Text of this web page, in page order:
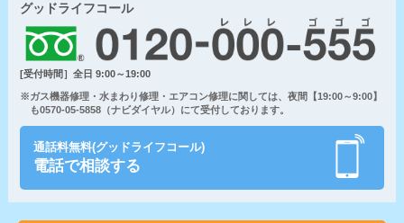
グッドライフコール
[受付時間］全日 9:00～19:00
※ガス機器修理・水まわり修理・エアコン修理に関しては、夜間【19:00～9:00】
も0570-05-5858（ナビダイヤル）にて受付しております。
通話料無料(グッドライフコール)
電話で相談する